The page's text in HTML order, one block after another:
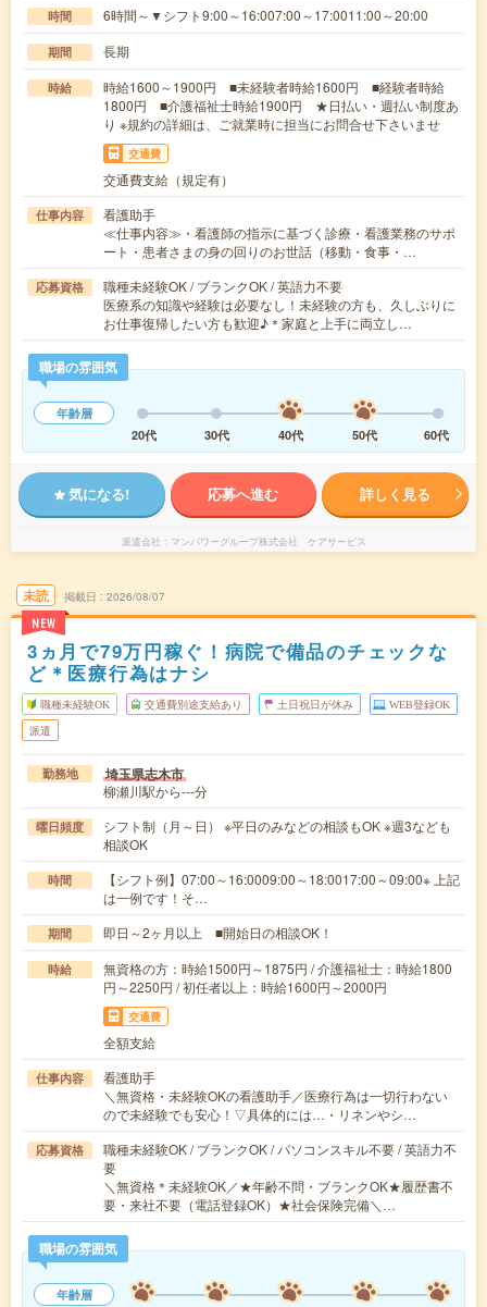
時間 6時間～▼シフト9:00～16:007:00～17:0011:00～20:00
期間 長期
時給
時給1600～1900円 ■未経験者時給1600円 ■経験者時給
1800円 ■介護福祉士時給1900円 ★日払い・週払い制度あ
り ※規約の詳細は、ご就業時に担当にお問合せ下さいませ
交通費
交通費支給（規定有）
仕事内容
看護助手
≪仕事内容≫・看護師の指示に基づく診療・看護業務のサポ
ート・患者さまの身の回りのお世話（移動・食事・…
応募資格
職種未経験OK / ブランクOK / 英語力不要
医療系の知識や経験は必要なし！未経験の方も、久しぶりに
お仕事復帰したい方も歓迎♪＊家庭と上手に両立し…
職場の雰囲気
年齢層
20代
30代 40代 50代 60代
気になる! 応募へ進む 詳しく見る
派遣会社 マンパワーグループ株式会社 ケアサービス
未読
NEW
掲載日 2026/08/07
3ヵ月で79万円稼ぐ！病院で備品のチェックな
ど＊医療行為はナシ
職種未経験OK 交通費別途支給あり 土日祝日が休み WEB登録OK
派遣
勤務地 埼玉県志木市
柳瀬川駅から---分
曜日頻度
シフト制（月～日） ※平日のみなどの相談もOK ※週3なども
相談OK
時間
【シフト例】07:00～16:0009:00～18:0017:00～09:00※ 上記
は一例です！そ…
期間 即日～2ヶ月以上 ■開始日の相談OK！
時給
無資格の方：時給1500円～1875円 / 介護福祉士：時給1800
円～2250円 / 初任者以上：時給1600円～2000円
交通費
全額支給
仕事内容
看護助手
＼無資格・未経験OKの看護助手／医療行為は一切行わない
ので未経験でも安心！▽具体的には…・リネンやシ…
応募資格
職種未経験OK / ブランクOK / パソコンスキル不要 / 英語力不
要
＼無資格＊未経験OK／★年齢不問・ブランクOK★履歴書不
要・来社不要（電話登録OK）★社会保険完備＼…
職場の雰囲気
年齢層